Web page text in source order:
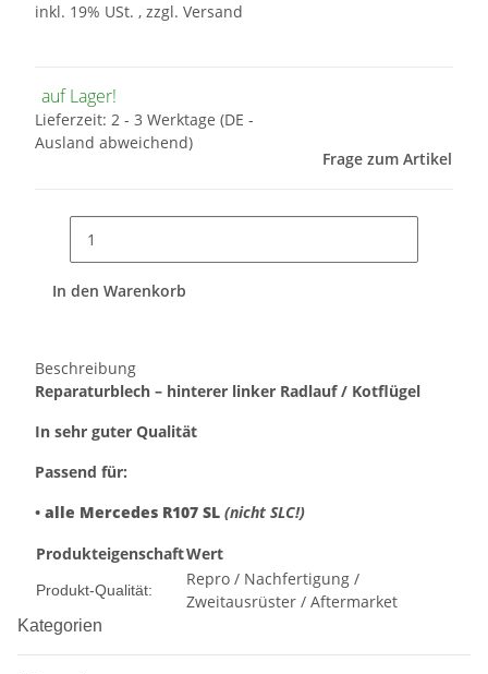
inkl. 19% USt. , zzgl. Versand
auf Lager!
Lieferzeit: 2 - 3 Werktage (DE -
Ausland abweichend)
Frage zum Artikel
In den Warenkorb
Beschreibung
Reparaturblech – hinterer linker Radlauf / Kotflügel
In sehr guter Qualität
Passend für:
• alle Mercedes R107 SL (nicht SLC!)
ProdukteigenschaftWert
Produkt-Qualität:
Repro / Nachfertigung /
Zweitausrüster / Aftermarket
Kategorien